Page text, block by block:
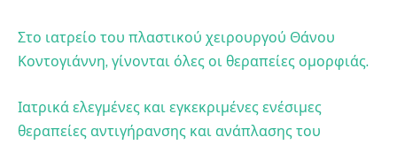
Στο ιατρείο του πλαστικού χειρουργού Θάνου
Κοντογιάννη, γίνονται όλες οι θεραπείες ομορφιάς.
Ιατρικά ελεγμένες και εγκεκριμένες ενέσιμες
θεραπείες αντιγήρανσης και ανάπλασης του